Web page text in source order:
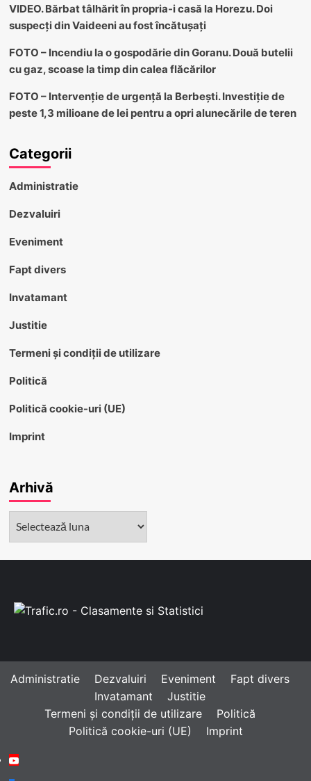
VIDEO. Bărbat tâlhărit în propria-i casă la Horezu. Doi
suspecți din Vaideeni au fost încătușați
FOTO – Incendiu la o gospodărie din Goranu. Două butelii
cu gaz, scoase la timp din calea flăcărilor
FOTO – Intervenție de urgență la Berbești. Investiție de
peste 1,3 milioane de lei pentru a opri alunecările de teren
Categorii
Administratie
Dezvaluiri
Eveniment
Fapt divers
Invatamant
Justitie
Termeni și condiții de utilizare
Politică
Politică cookie-uri (UE)
Imprint
Arhivă
Administratie Dezvaluiri Eveniment
Fapt divers
Invatamant
Justitie
Termeni și condiții de utilizare
Politică
Politică cookie-uri (UE)
Imprint
Youtube